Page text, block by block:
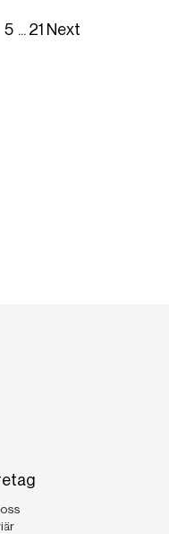
5 ... 21 Next